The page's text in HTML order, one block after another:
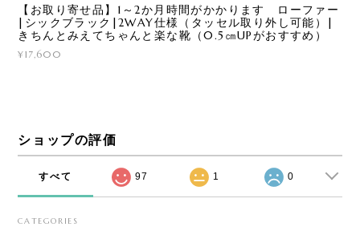
【お取り寄せ品】1～2か月時間がかかります ローファー
|シックブラック|2WAY仕様（タッセル取り外し可能）|
きちんとみえてちゃんと楽な靴（0.5㎝UPがおすすめ）
¥17,600
ショップの評価
すべて 97 1 0
CATEGORIES